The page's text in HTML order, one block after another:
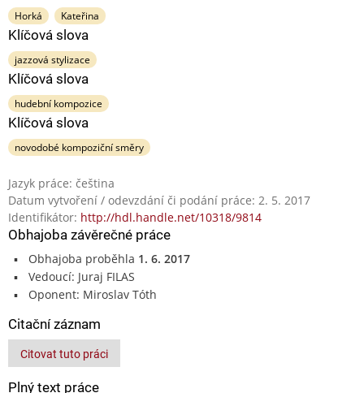
Horká Kateřina
Klíčová slova
jazzová stylizace
Klíčová slova
hudební kompozice
Klíčová slova
novodobé kompoziční směry
Jazyk práce: čeština
Datum vytvoření / odevzdání či podání práce: 2. 5. 2017
Identifikátor: http://hdl.handle.net/10318/9814
Obhajoba závěrečné práce
Obhajoba proběhla 1. 6. 2017
Vedoucí: Juraj FILAS
Oponent: Miroslav Tóth
Citační záznam
Citovat tuto práci
Plný text práce